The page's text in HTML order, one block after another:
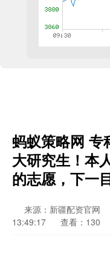
蚂蚁策略网 专
大研究生！本
的志愿，下一
来源：新疆配资官网
13:49:17
查看：130